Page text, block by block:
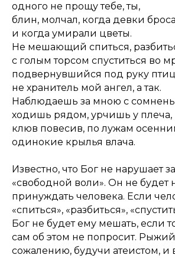
одного не прощу тебе, ты,
блин, молчал, когда девки
и когда умирали цветы.
Не мешающий спиться,
с голым торсом спуститься во
подвернувшийся под руку
не хранитель мой ангел, а так.
Наблюдаешь за мною с
ходишь рядом, урчишь у плеча,
клюв повесив, по лужам
одинокие крылья влача.
Известно, что Бог не нарушает
«свободной воли». Он не будет
принуждать человека. Если
«спиться», «разбиться»,
Бог не будет ему мешать, если
сам об этом не попросит.
сожалению, будучи атеистом, и